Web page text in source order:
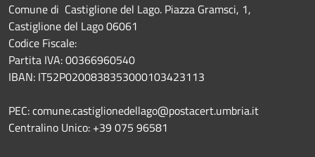
Comune di Castiglione del Lago. Piazza Gramsci, 1,
Castiglione del Lago 06061
Codice Fiscale:
Partita IVA: 00366960540
IBAN: IT52P0200838353000103423113
PEC: comune.castiglionedellago@postacert.umbria.it
Centralino Unico: +39 075 96581